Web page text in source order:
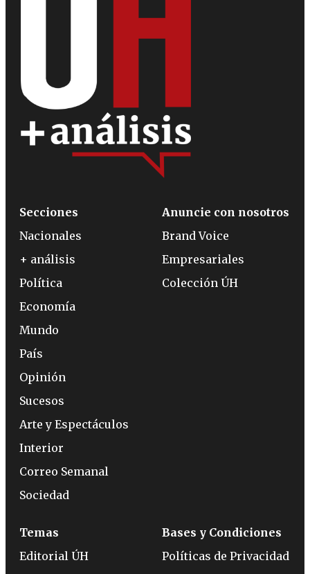
Secciones
Nacionales
+ análisis
Política
Economía
Mundo
País
Opinión
Sucesos
Arte y Espectáculos
Interior
Correo Semanal
Sociedad
Anuncie con nosotros
Brand Voice
Empresariales
Colección ÚH
Temas
Editorial ÚH
Bases y Condiciones
Políticas de Privacidad